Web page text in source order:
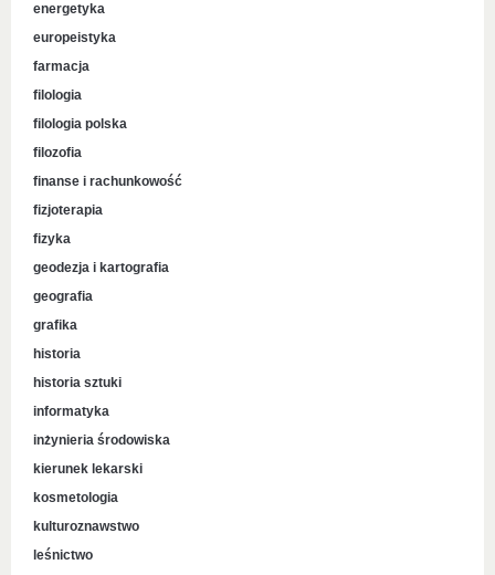
energetyka
europeistyka
farmacja
filologia
filologia polska
filozofia
finanse i rachunkowość
fizjoterapia
fizyka
geodezja i kartografia
geografia
grafika
historia
historia sztuki
informatyka
inżynieria środowiska
kierunek lekarski
kosmetologia
kulturoznawstwo
leśnictwo